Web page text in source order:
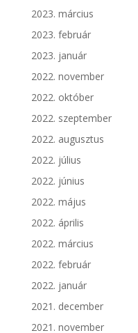
2023. március
2023. február
2023. január
2022. november
2022. október
2022. szeptember
2022. augusztus
2022. július
2022. június
2022. május
2022. április
2022. március
2022. február
2022. január
2021. december
2021. november